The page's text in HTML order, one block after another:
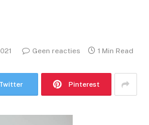
Geen reacties 1 Min Read
Twitter Pinterest